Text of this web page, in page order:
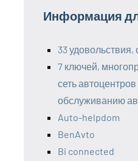
Информация
33 удовольствия,
7 ключей,
сеть
обслуживанию
Auto-helpdom
BenAvto
Bi connected